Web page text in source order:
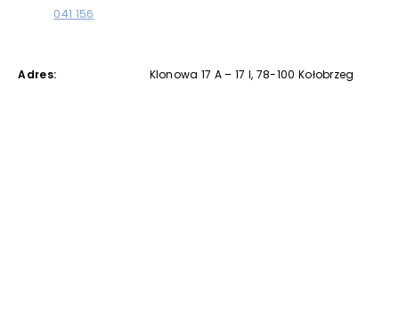
041 156
Adres: Klonowa 17 A – 17 I, 78-100 Kołobrzeg